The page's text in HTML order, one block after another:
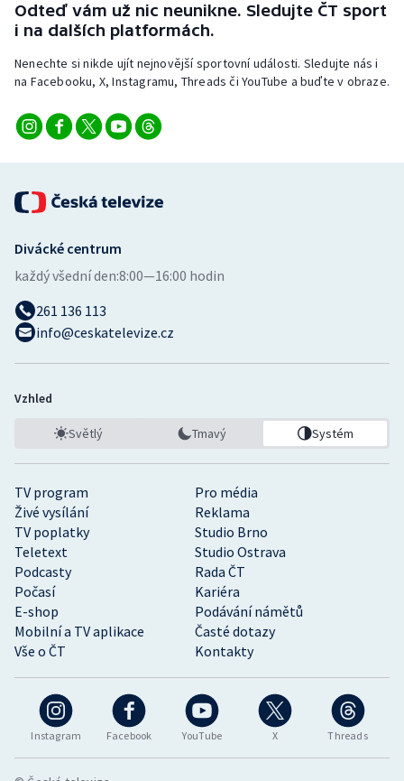
Triatlon
Veslování
Vodní slalom
Volejbal
Ostatní
Odteď vám už nic neunikne. Sledujte ČT sport
i na dalších platformách.
Nenechte si nikde ujít nejnovější sportovní události. Sledujte nás i
na Facebooku, X, Instagramu, Threads či YouTube a buďte v obraze.
Instagram Facebook YouTube X Threads
TV program
Pro média
Živé vysílání
Reklama
TV poplatky
Studio Brno
Teletext
Studio Ostrava
Podcasty
Rada ČT
Počasí
Kariéra
E-shop
Podávání námětů
Mobilní a TV aplikace
Časté dotazy
Vše o ČT
Kontakty
Divácké centrum
každý všední den:8:00—16:00 hodin
261 136 113
info@ceskatelevize.cz
Vzhled
Světlý Tmavý Systém